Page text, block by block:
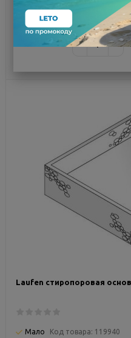
по1 437 ₽
− +
Laufen стиропоровая
Мало Код товара: 119940